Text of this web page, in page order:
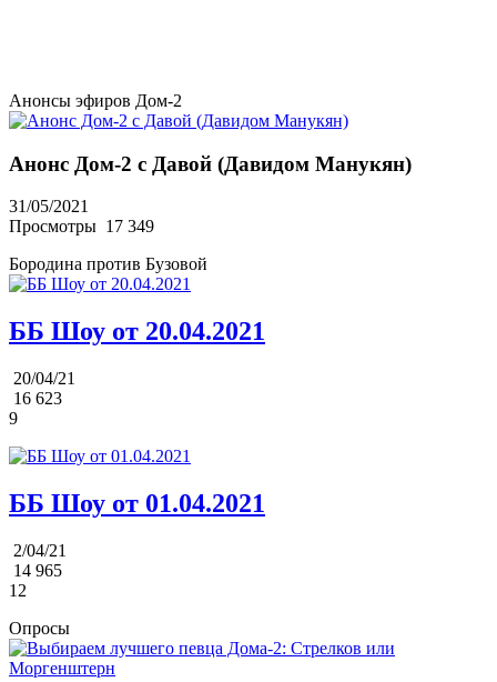
Анонсы эфиров Дом-2
Анонс Дом-2 с Давой (Давидом Манукян)
31/05/2021
Просмотры 17 349
Бородина против Бузовой
ББ Шоу от 20.04.2021
20/04/21
16 623
9
ББ Шоу от 01.04.2021
2/04/21
14 965
12
Опросы